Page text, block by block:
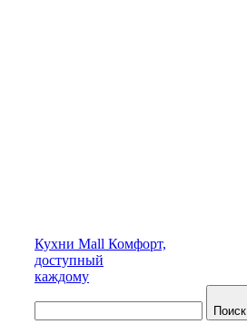
Кухни Mall Комфорт,
доступный
каждому
Поиск